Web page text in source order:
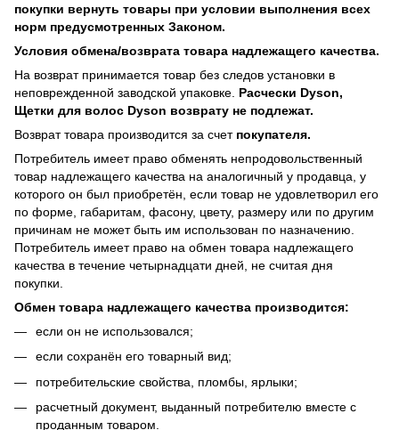
покупки вернуть товары при условии выполнения всех
норм предусмотренных Законом.
Условия обмена/возврата товара надлежащего качества.
На возврат принимается товар без следов установки в
неповрежденной заводской упаковке. Расчески Dyson,
Щетки для волос Dyson возврату не подлежат.
Возврат товара производится за счет покупателя.
Потребитель имеет право обменять непродовольственный
товар надлежащего качества на аналогичный у продавца, у
которого он был приобретён, если товар не удовлетворил его
по форме, габаритам, фасону, цвету, размеру или по другим
причинам не может быть им использован по назначению.
Потребитель имеет право на обмен товара надлежащего
качества в течение четырнадцати дней, не считая дня
покупки.
Обмен товара надлежащего качества производится:
если он не использовался;
если сохранён его товарный вид;
потребительские свойства, пломбы, ярлыки;
расчетный документ, выданный потребителю вместе с
проданным товаром.